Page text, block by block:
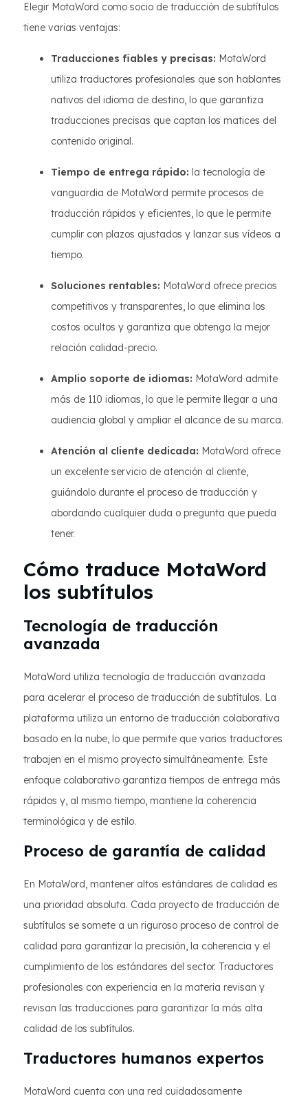
Elegir MotaWord como socio de traducción de subtítulos
tiene varias ventajas:
Traducciones fiables y precisas: MotaWord
utiliza traductores profesionales que son hablantes
nativos del idioma de destino, lo que garantiza
traducciones precisas que captan los matices del
contenido original.
Tiempo de entrega rápido: la tecnología de
vanguardia de MotaWord permite procesos de
traducción rápidos y eficientes, lo que le permite
cumplir con plazos ajustados y lanzar sus vídeos a
tiempo.
Soluciones rentables: MotaWord ofrece precios
competitivos y transparentes, lo que elimina los
costos ocultos y garantiza que obtenga la mejor
relación calidad-precio.
Amplio soporte de idiomas: MotaWord admite
más de 110 idiomas, lo que le permite llegar a una
audiencia global y ampliar el alcance de su marca.
Atención al cliente dedicada: MotaWord ofrece
un excelente servicio de atención al cliente,
guiándolo durante el proceso de traducción y
abordando cualquier duda o pregunta que pueda
tener.
Cómo traduce MotaWord
los subtítulos
Tecnología de traducción
avanzada
MotaWord utiliza tecnología de traducción avanzada
para acelerar el proceso de traducción de subtítulos. La
plataforma utiliza un entorno de traducción colaborativa
basado en la nube, lo que permite que varios traductores
trabajen en el mismo proyecto simultáneamente. Este
enfoque colaborativo garantiza tiempos de entrega más
rápidos y, al mismo tiempo, mantiene la coherencia
terminológica y de estilo.
Proceso de garantía de calidad
En MotaWord, mantener altos estándares de calidad es
una prioridad absoluta. Cada proyecto de traducción de
subtítulos se somete a un riguroso proceso de control de
calidad para garantizar la precisión, la coherencia y el
cumplimiento de los estándares del sector. Traductores
profesionales con experiencia en la materia revisan y
revisan las traducciones para garantizar la más alta
calidad de los subtítulos.
Traductores humanos expertos
MotaWord cuenta con una red cuidadosamente